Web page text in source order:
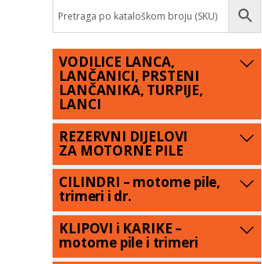
VODILICE LANCA,
LANČANICI, PRSTENI
LANČANIKA, TURPIJE,
LANCI
REZERVNI DIJELOVI
ZA MOTORNE PILE
CILINDRI – motorne pile,
trimeri i dr.
KLIPOVI i KARIKE –
motorne pile i trimeri